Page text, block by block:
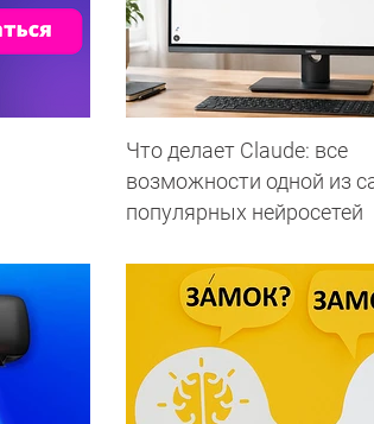
Что делает Сlaude: все
возможности одной из
популярных нейросетей